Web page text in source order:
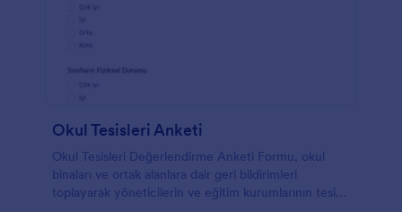
Okul Tesisleri Anketi
Okul Tesisleri Değerlendirme Anketi Formu, okul
binaları ve ortak alanlara dair geri bildirimleri
toplayarak yöneticilerin ve eğitim kurumlarının tesis